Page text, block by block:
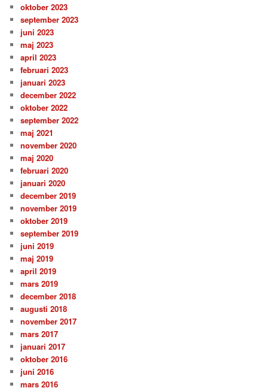
oktober 2023
september 2023
juni 2023
maj 2023
april 2023
februari 2023
januari 2023
december 2022
oktober 2022
september 2022
maj 2021
november 2020
maj 2020
februari 2020
januari 2020
december 2019
november 2019
oktober 2019
september 2019
juni 2019
maj 2019
april 2019
mars 2019
december 2018
augusti 2018
november 2017
mars 2017
januari 2017
oktober 2016
juni 2016
mars 2016